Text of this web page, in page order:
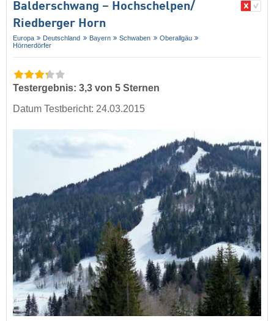
Balderschwang – Hochschelpen/​
Riedberger Horn
Europa Deutschland Bayern Schwaben
Oberallgäu
Hörnerdörfer
Testergebnis: 3,3 von 5 Sternen
Datum Testbericht: 24.03.2015